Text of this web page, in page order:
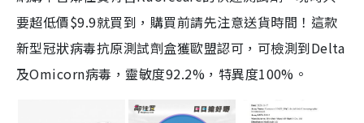
要超低價$9.9就買到，購買前請先注意送貨時間！這款
新型冠狀病毒抗原測試劑盒獲歐盟認可，可檢測到Delta
及Omicorn病毒，靈敏度92.2%，特異度100%。